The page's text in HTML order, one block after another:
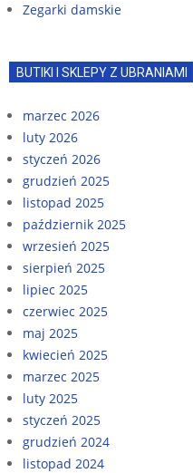
Zegarki damskie
BUTIKI I SKLEPY Z UBRANIAMI
marzec 2026
luty 2026
styczeń 2026
grudzień 2025
listopad 2025
październik 2025
wrzesień 2025
sierpień 2025
lipiec 2025
czerwiec 2025
maj 2025
kwiecień 2025
marzec 2025
luty 2025
styczeń 2025
grudzień 2024
listopad 2024